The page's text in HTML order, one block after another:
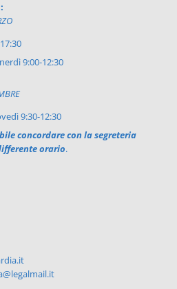
9:00-12:30
9:30-12:30
concordare con la segreteria
orario.